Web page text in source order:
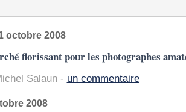
octobre 2008
florissant pour les photographes
Salaun - un commentaire
2008